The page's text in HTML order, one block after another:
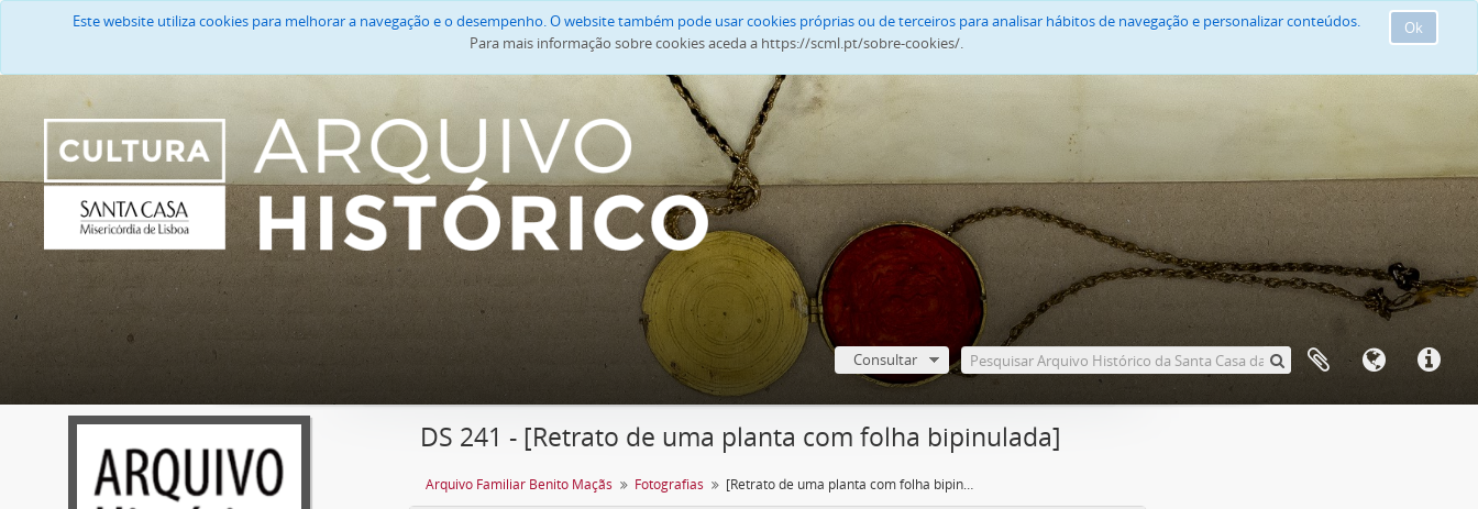
Ok
Este website utiliza cookies para melhorar a navegação e o desempenho. O website também pode usar cookies próprias ou de terceiros para analisar hábitos de navegação e personalizar conteúdos.
Para mais informação sobre cookies aceda a https://scml.pt/sobre-cookies/.
Consultar
DS 241 - [Retrato de uma planta com folha bipinulada]
Arquivo Familiar Benito Maçãs Fotografias [Retrato de uma planta com folha bipinulada]